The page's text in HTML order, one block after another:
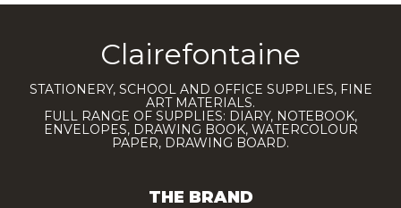
Clairefontaine
STATIONERY, SCHOOL AND OFFICE SUPPLIES, FINE
ART MATERIALS.
FULL RANGE OF SUPPLIES: DIARY, NOTEBOOK,
ENVELOPES, DRAWING BOOK, WATERCOLOUR
PAPER, DRAWING BOARD.
THE BRAND